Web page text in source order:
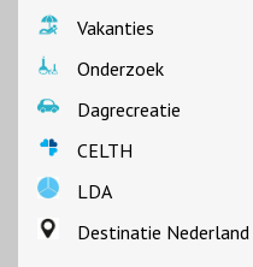
Vakanties
Onderzoek
Dagrecreatie
CELTH
LDA
Destinatie Nederland